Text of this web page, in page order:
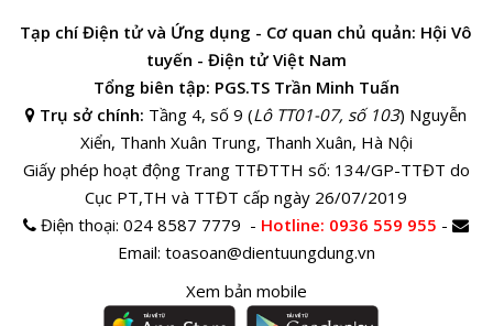
Tạp chí Điện tử và Ứng dụng - Cơ quan chủ quản: Hội Vô
tuyến - Điện tử Việt Nam
Tổng biên tập: PGS.TS Trần Minh Tuấn
Trụ sở chính: Tầng 4, số 9 (Lô TT01-07, số 103) Nguyễn
Xiển, Thanh Xuân Trung, Thanh Xuân, Hà Nội
Giấy phép hoạt động Trang TTĐTTH số: 134/GP-TTĐT do
Cục PT,TH và TTĐT cấp ngày 26/07/2019
Điện thoại:024 8587 7779 - Hotline: 0936 559 955 -
Email: toasoan@dientuungdung.vn
Xem bản mobile